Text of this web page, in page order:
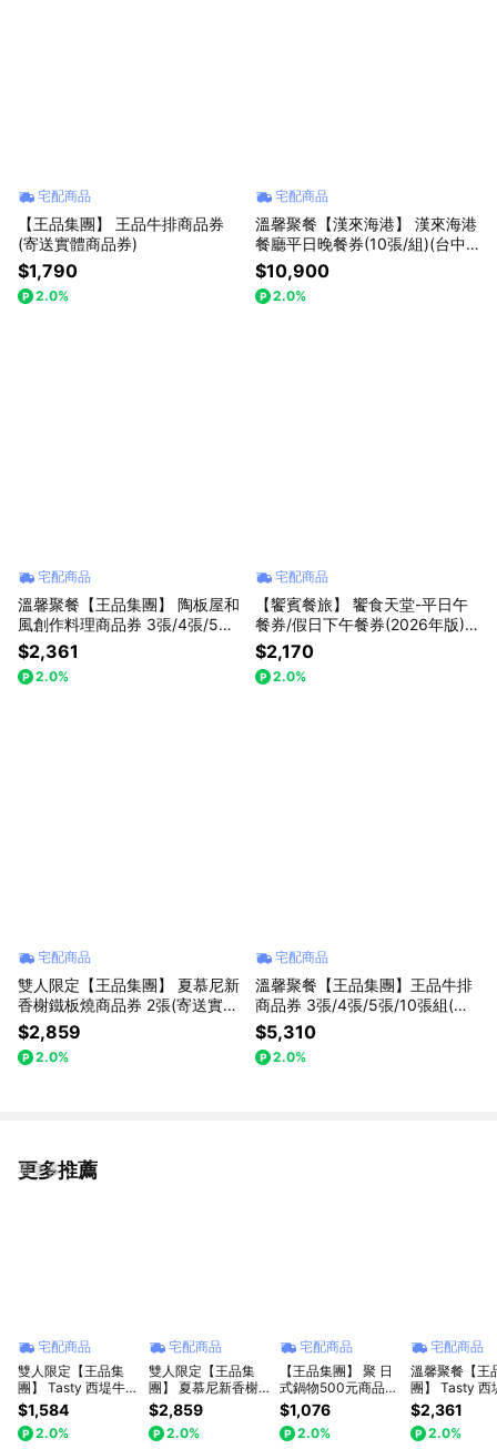
宅配商品
【王品集團】 王品牛排商品券
(寄送實體商品券)
$1,790
2.0%
宅配商品
溫馨聚餐【漢來海港】 漢來海港
餐廳平日晚餐券(10張/組)(台中/
台南/高雄通用)(寄送實體票券)
$10,900
2.0%
宅配商品
溫馨聚餐【王品集團】 陶板屋和
風創作料理商品券 3張/4張/5張/
10張組(寄送實體商品券)
$2,361
2.0%
宅配商品
【饗賓餐旅】 饗食天堂-平日午
餐券/假日下午餐券(2026年版)(2
張/組)(寄送實體票券)
$2,170
2.0%
宅配商品
雙人限定【王品集團】 夏慕尼新
香榭鐵板燒商品券 2張(寄送實體
商品券)
$2,859
2.0%
宅配商品
溫馨聚餐【王品集團】王品牛排
商品券 3張/4張/5張/10張組(寄
送實體商品券)(數量有限)
$5,310
2.0%
更多推薦
看更多
宅配商品
雙人限定【王品集
團】 Tasty 西堤牛排
商品券 2張(寄送實
體商品券)
$1,584
2.0%
宅配商品
雙人限定【王品集
團】 夏慕尼新香榭
鐵板燒商品券 2張
(寄送實體商品券)
$2,859
2.0%
宅配商品
【王品集團】 聚 日
式鍋物500元商品卡
(2張/組)(寄送實體票
券)
$1,076
2.0%
宅配商品
溫馨聚餐【王
團】 Tasty 西
商品券 3張/4
張/10張組(寄
商品券)
$2,361
2.0%